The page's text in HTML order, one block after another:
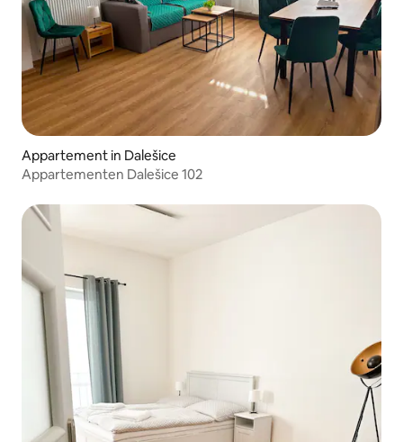
Appartement in Dalešice
Appartementen Dalešice 102